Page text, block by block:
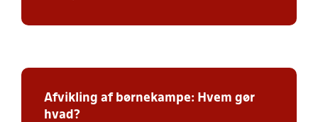
Afvikling af børnekampe: Hvem gør
hvad?